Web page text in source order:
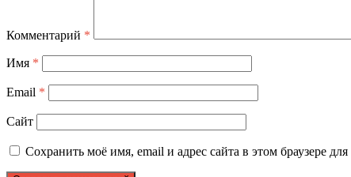
Комментарий *
Имя *
Email *
Сайт
Сохранить моё имя, email и адрес сайта в этом браузере